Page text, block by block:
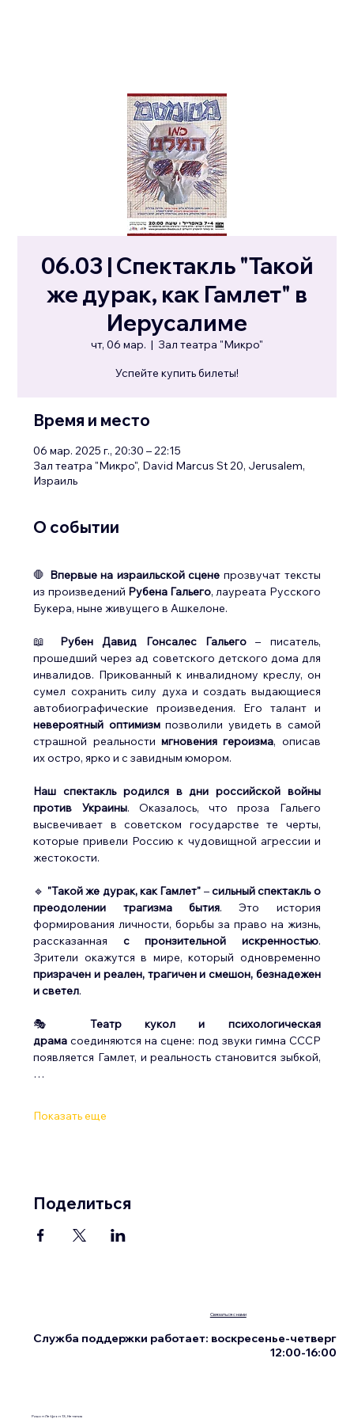
06.03 | Спектакль "Такой
же дурак, как Гамлет" в
Иерусалиме
чт, 06 мар.
  |
Зал театра "Микро"
Успейте купить билеты!
Время и место
06 мар. 2025 г., 20:30 – 22:15
Зал театра "Микро", David Marcus St 20, Jerusalem,
Израиль
О событии
🛑 Впервые на израильской сцене прозвучат тексты
из произведений Рубена Гальего, лауреата Русского
Букера, ныне живущего в Ашкелоне.
📖 Рубен Давид Гонсалес Гальего – писатель,
прошедший через ад советского детского дома для
инвалидов. Прикованный к инвалидному креслу, он
сумел сохранить силу духа и создать выдающиеся
невероятный оптимизм позволили увидеть в самой
страшной реальности мгновения героизма, описав
их остро, ярко и с завидным юмором.
Наш спектакль родился в дни российской войны
против Украины. Оказалось, что проза Гальего
высвечивает в советском государстве те черты,
которые привели Россию к чудовищной агрессии и
жестокости.
🔹 "Такой же дурак, как Гамлет" – сильный спектакль о
преодолении трагизма бытия. Это история
формирования личности, борьбы за право на жизнь,
рассказанная с пронзительной искренностью.
призрачен и реален, трагичен и смешон, безнадежен
и светел.
🎭 Театр кукол и психологическая
драма соединяются на сцене: под звуки гимна СССР
появляется Гамлет, и реальность становится зыбкой,
…
Показать еще
Поделиться
Ришон Ле-Цион 13, Нетания
Связаться с нами
Служба поддержки работает: воскресенье-четверг
12:00-16:00